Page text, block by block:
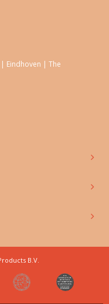
Eindhoven | The
B.V.